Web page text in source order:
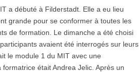
a débuté à Filderstadt. Elle a eu lieu
grande pour se conformer à toutes les
de formation. Le dimanche a été choisi
avaient été interrogés sur leurs
le module 1 du MIT avec une
était Andrea Jelic. Après un